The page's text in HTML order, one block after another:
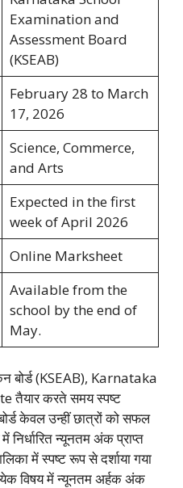
Examination and
Assessment Board
(KSEAB)
February 28 to March
17, 2026
Science, Commerce,
and Arts
Expected in the first
week of April 2026
Online Marksheet
Available from the
school by the end of
May.
बोर्ड (KSEAB), Karnataka
तैयार करते समय स्पष्ट
केवल उन्हीं छात्रों को सफल
निर्धारित न्यूनतम अंक प्राप्त
में स्पष्ट रूप से दर्शाया गया
विषय में न्यूनतम अर्हक अंक